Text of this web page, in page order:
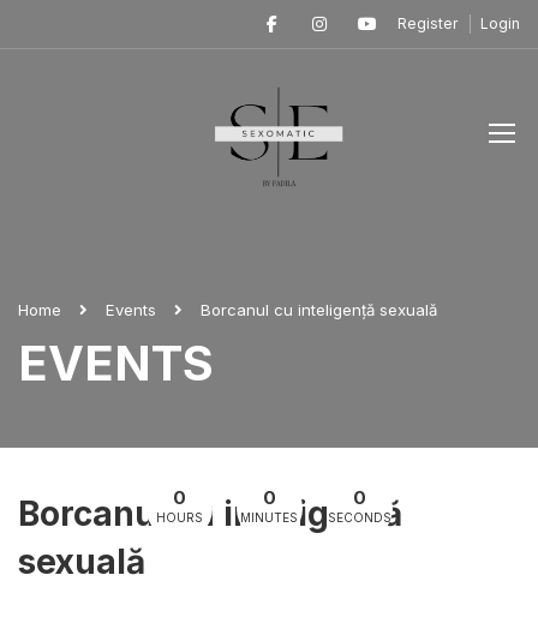
Register Login
Home Events Borcanul cu inteligență sexuală
EVENTS
Borcanul cu inteligență
sexuală
0
HOURS
0
MINUTES
0
SECONDS